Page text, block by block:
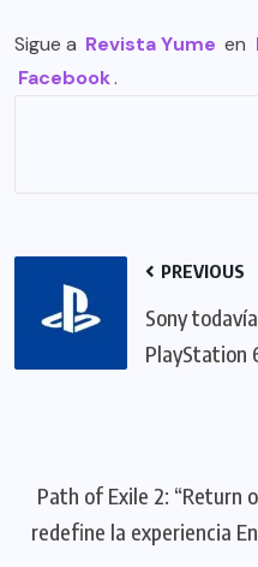
Sigue a Revista Yume en
Facebook.
PREVIOUS
Sony
PlayStation
Path of Exile 2: “Return
redefine la experiencia